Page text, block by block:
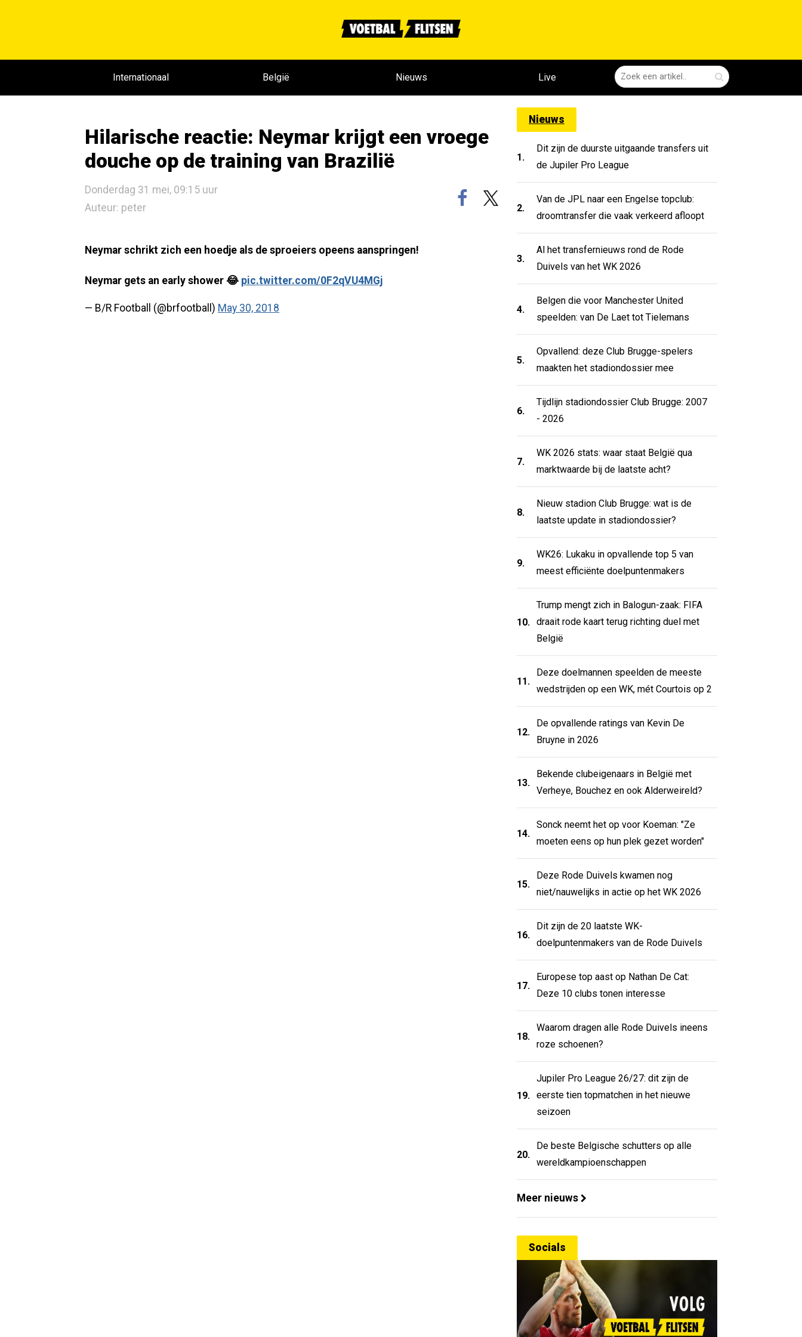
Internationaal België Nieuws Live
Hilarische reactie: Neymar krijgt een vroege
douche op de training van Brazilië
Donderdag 31 mei, 09:15 uur
Auteur: peter
Neymar schrikt zich een hoedje als de sproeiers opeens aanspringen!
Neymar gets an early shower 😂 pic.twitter.com/0F2qVU4MGj
— B/R Football (@brfootball) May 30, 2018
Nieuws
1.
Dit zijn de duurste uitgaande transfers uit
de Jupiler Pro League
2.
Van de JPL naar een Engelse topclub:
droomtransfer die vaak verkeerd afloopt
3.
Al het transfernieuws rond de Rode
Duivels van het WK 2026
4.
Belgen die voor Manchester United
speelden: van De Laet tot Tielemans
5.
Opvallend: deze Club Brugge-spelers
maakten het stadiondossier mee
6.
Tijdlijn stadiondossier Club Brugge: 2007
- 2026
7.
WK 2026 stats: waar staat België qua
marktwaarde bij de laatste acht?
8.
Nieuw stadion Club Brugge: wat is de
laatste update in stadiondossier?
9.
WK26: Lukaku in opvallende top 5 van
meest efficiënte doelpuntenmakers
10.
Trump mengt zich in Balogun-zaak: FIFA
draait rode kaart terug richting duel met
België
11.
Deze doelmannen speelden de meeste
wedstrijden op een WK, mét Courtois op 2
12.
De opvallende ratings van Kevin De
Bruyne in 2026
13.
Bekende clubeigenaars in België met
Verheye, Bouchez en ook Alderweireld?
14.
Sonck neemt het op voor Koeman: "Ze
moeten eens op hun plek gezet worden"
15.
Deze Rode Duivels kwamen nog
niet/nauwelijks in actie op het WK 2026
16.
Dit zijn de 20 laatste WK-
doelpuntenmakers van de Rode Duivels
17.
Europese top aast op Nathan De Cat:
Deze 10 clubs tonen interesse
18.
Waarom dragen alle Rode Duivels ineens
roze schoenen?
19.
Jupiler Pro League 26/27: dit zijn de
eerste tien topmatchen in het nieuwe
seizoen
20.
De beste Belgische schutters op alle
wereldkampioenschappen
Meer nieuws
Socials